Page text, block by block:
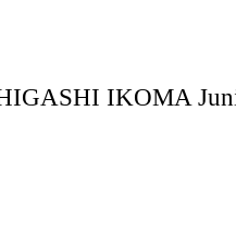
IKOMA